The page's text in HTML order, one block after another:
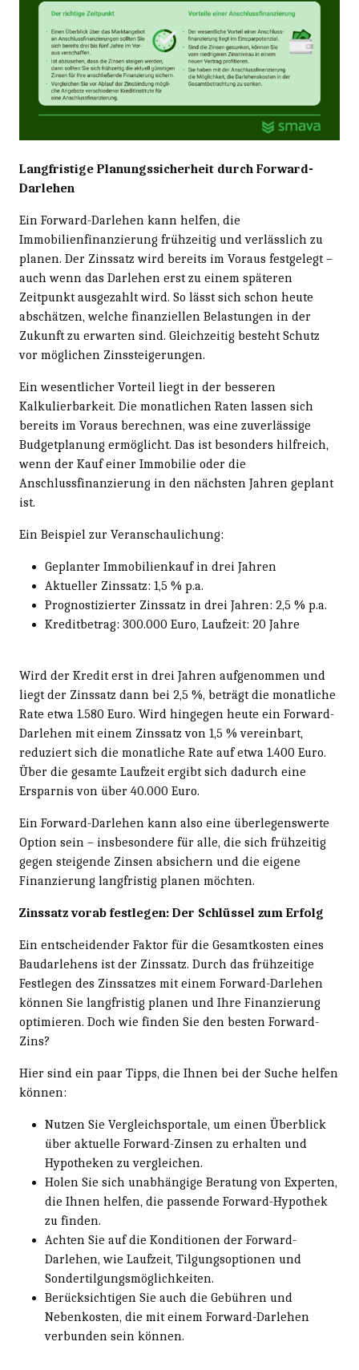
Langfristige Planungssicherheit durch Forward-
Darlehen
Ein Forward-Darlehen kann helfen, die
Immobilienfinanzierung frühzeitig und verlässlich zu
planen. Der Zinssatz wird bereits im Voraus festgelegt –
auch wenn das Darlehen erst zu einem späteren
Zeitpunkt ausgezahlt wird. So lässt sich schon heute
abschätzen, welche finanziellen Belastungen in der
Zukunft zu erwarten sind. Gleichzeitig besteht Schutz
vor möglichen Zinssteigerungen.
Ein wesentlicher Vorteil liegt in der besseren
Kalkulierbarkeit. Die monatlichen Raten lassen sich
bereits im Voraus berechnen, was eine zuverlässige
Budgetplanung ermöglicht. Das ist besonders hilfreich,
wenn der Kauf einer Immobilie oder die
Anschlussfinanzierung in den nächsten Jahren geplant
ist.
Ein Beispiel zur Veranschaulichung:
Geplanter Immobilienkauf in drei Jahren
Aktueller Zinssatz: 1,5 % p.a.
Prognostizierter Zinssatz in drei Jahren: 2,5 % p.a.
Kreditbetrag: 300.000 Euro, Laufzeit: 20 Jahre
Wird der Kredit erst in drei Jahren aufgenommen und
liegt der Zinssatz dann bei 2,5 %, beträgt die monatliche
Rate etwa 1.580 Euro. Wird hingegen heute ein Forward-
Darlehen mit einem Zinssatz von 1,5 % vereinbart,
reduziert sich die monatliche Rate auf etwa 1.400 Euro.
Über die gesamte Laufzeit ergibt sich dadurch eine
Ersparnis von über 40.000 Euro.
Ein Forward-Darlehen kann also eine überlegenswerte
Option sein – insbesondere für alle, die sich frühzeitig
gegen steigende Zinsen absichern und die eigene
Finanzierung langfristig planen möchten.
Zinssatz vorab festlegen: Der Schlüssel zum Erfolg
Ein entscheidender Faktor für die Gesamtkosten eines
Baudarlehens ist der Zinssatz. Durch das frühzeitige
Festlegen des Zinssatzes mit einem Forward-Darlehen
können Sie langfristig planen und Ihre Finanzierung
optimieren. Doch wie finden Sie den besten Forward-
Zins?
Hier sind ein paar Tipps, die Ihnen bei der Suche helfen
können:
Nutzen Sie Vergleichsportale, um einen Überblick
über aktuelle Forward-Zinsen zu erhalten und
Hypotheken zu vergleichen.
Holen Sie sich unabhängige Beratung von Experten,
die Ihnen helfen, die passende Forward-Hypothek
zu finden.
Achten Sie auf die Konditionen der Forward-
Darlehen, wie Laufzeit, Tilgungsoptionen und
Sondertilgungsmöglichkeiten.
Berücksichtigen Sie auch die Gebühren und
Nebenkosten, die mit einem Forward-Darlehen
verbunden sein können.